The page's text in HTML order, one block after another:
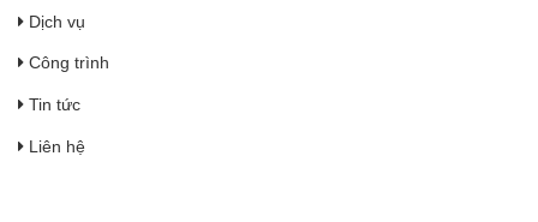
Dịch vụ
Công trình
Tin tức
Liên hệ